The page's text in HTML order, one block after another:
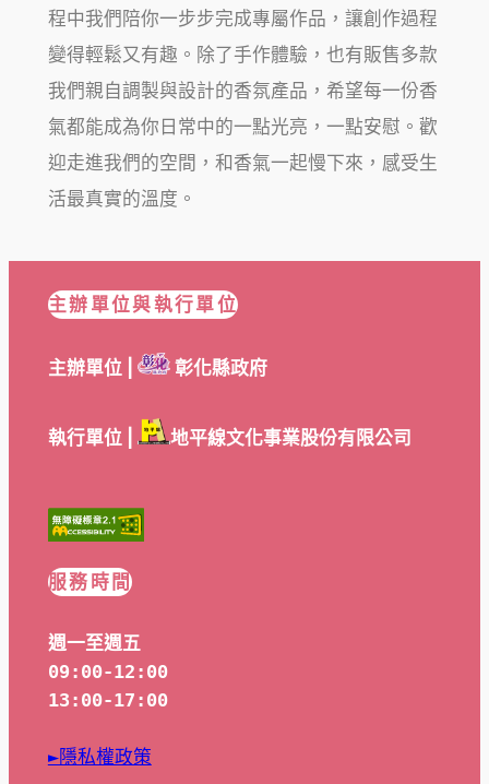
程中我們陪你一步步完成專屬作品，讓創作過程
變得輕鬆又有趣。除了手作體驗，也有販售多款
我們親自調製與設計的香氛產品，希望每一份香
氣都能成為你日常中的一點光亮，一點安慰。歡
迎走進我們的空間，和香氣一起慢下來，感受生
活最真實的溫度。
主辦單位與執行單位
主辦單位 | 彰化縣政府
執行單位 | 地平線文化事業股份有限公司
服務時間
週一至週五
09:00-12:00
13:00-17:00
►隱私權政策